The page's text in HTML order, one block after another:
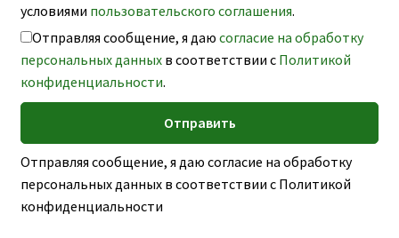
условиями пользовательского соглашения.
Отправляя сообщение, я даю согласие на обработку
персональных данныхв соответствии с Политикой
конфиденциальности.
Отправляя сообщение, я даю согласие на обработку
персональных данных в соответствии с Политикой
конфиденциальности